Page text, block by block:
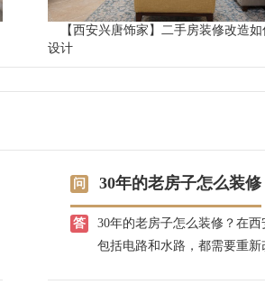
【西安兴唐饰家】二手房装修改造
设计
30年的老房子怎么装修
30年的老房子怎么装修？在
包括电路和水路，都需要重